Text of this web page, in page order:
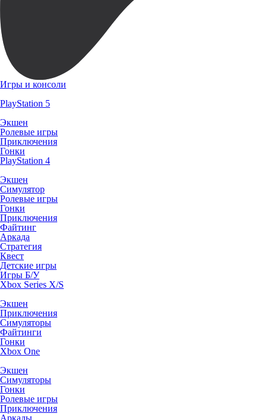
Игры и консоли
PlayStation 5
Экшен
Ролевые игры
Приключения
Гонки
PlayStation 4
Экшен
Симулятор
Ролевые игры
Гонки
Приключения
Файтинг
Аркада
Стратегия
Квест
Детские игры
Игры Б/У
Xbox Series X/S
Экшен
Приключения
Симуляторы
Файтинги
Гонки
Xbox One
Экшен
Симуляторы
Гонки
Ролевые игры
Приключения
Аркады